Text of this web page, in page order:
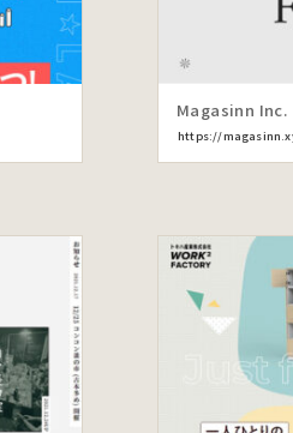
Magasinn Inc.
https://